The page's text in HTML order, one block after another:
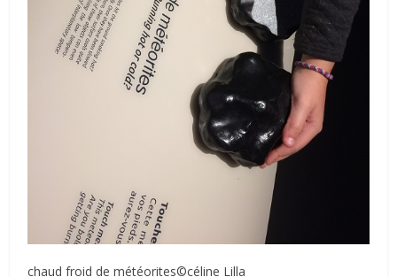
chaud froid de météorites©céline Lilla